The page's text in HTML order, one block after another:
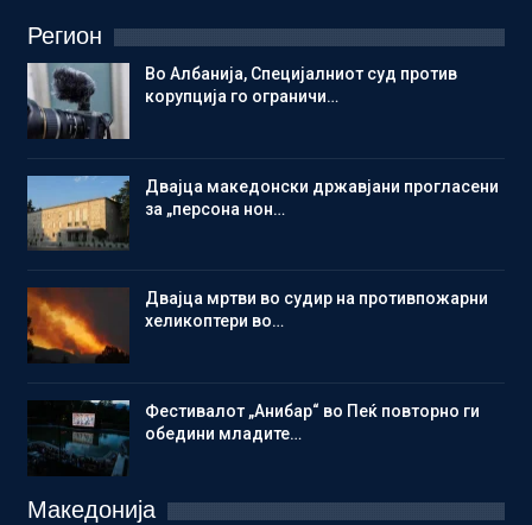
Регион
Во Албанија, Специјалниот суд против
корупција го ограничи…
Двајца македонски државјани прогласени
за „персона нон…
Двајца мртви во судир на противпожарни
хеликоптери во…
Фестивалот „Анибар“ во Пеќ повторно ги
обедини младите…
Македонија